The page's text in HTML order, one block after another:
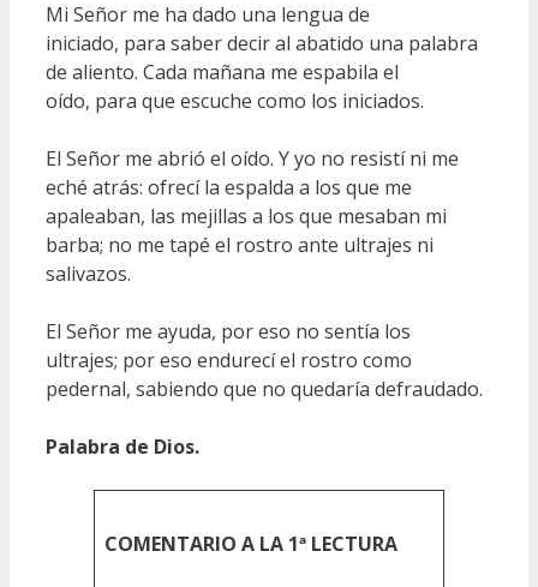
Mi Señor me ha dado una lengua de
iniciado, para saber decir al abatido una palabra
de aliento. Cada mañana me espabila el
oído, para que escuche como los iniciados.
El Señor me abrió el oído. Y yo no resistí ni me
eché atrás: ofrecí la espalda a los que me
apaleaban, las mejillas a los que mesaban mi
barba; no me tapé el rostro ante ultrajes ni
salivazos.
El Señor me ayuda, por eso no sentía los
ultrajes; por eso endurecí el rostro como
pedernal, sabiendo que no quedaría defraudado.
Palabra de Dios.
COMENTARIO A LA 1ª LECTURA